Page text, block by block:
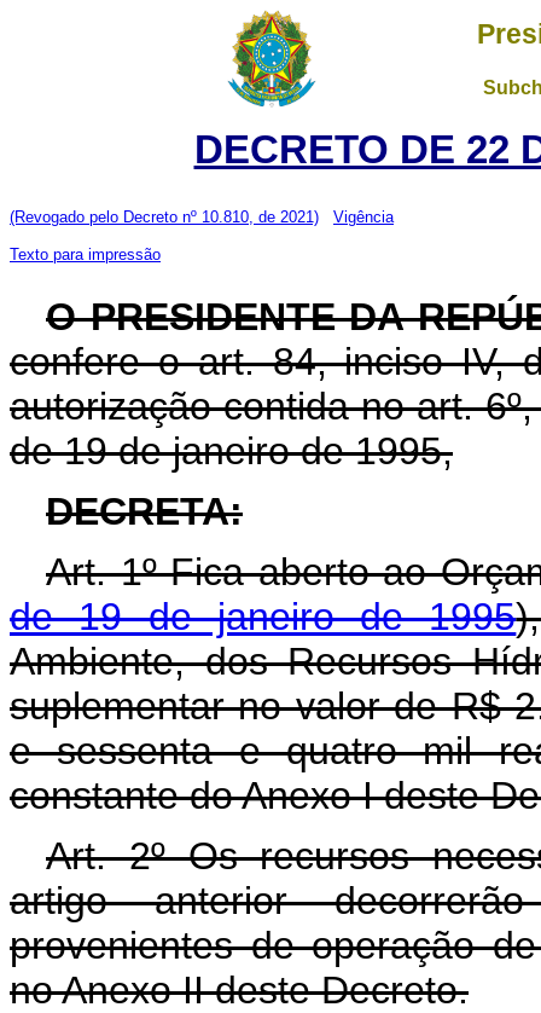
DECRETO DE 22
(Revogado pelo Decreto nº 10.810, de 2021) Vigência
Texto para impressão
O PRESIDENTE DA
confere o art. 84, inciso IV,
autorização contida no art.
de 19 de janeiro de 1995,
DECRETA:
Art. 1º Fica aberto ao
de 19 de janeiro de 1995
Ambiente, dos Recursos
suplementar no valor de R$
e sessenta e quatro mil
constante do Anexo I deste
Art. 2º Os recursos
artigo anterior
provenientes de operação
no Anexo II deste Decreto.